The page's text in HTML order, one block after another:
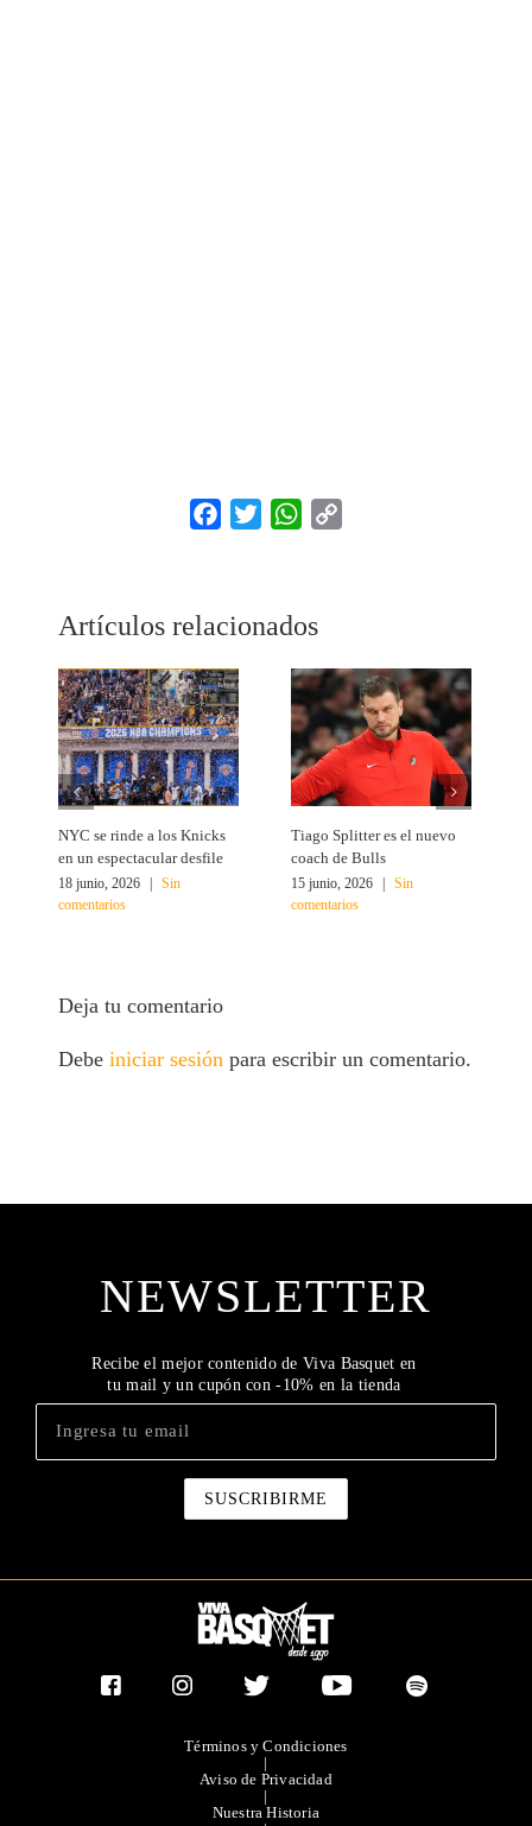
Facebook
Twitter WhatsApp
Artículos relacionados
NYC se rinde a los Knicks
en un espectacular desfile
18 junio, 2026
Sin
comentarios
Tiago Splitter es el nuevo
coach de Bulls
15 junio, 2026
Sin
comentarios
Deja tu comentario
Debeiniciar sesiónpara escribir un comentario.
NEWSLETTER
Recibe el mejor contenido de Viva Basquet en
tu mail y un cupón con -10% en la tienda
Términos y Condiciones
|
Aviso de Privacidad
|
Nuestra Historia